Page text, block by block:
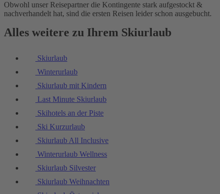
Obwohl unser Reisepartner die Kontingente stark aufgestockt &
nachverhandelt hat, sind die ersten Reisen leider schon ausgebucht.
Alles weitere zu Ihrem Skiurlaub
Skiurlaub
Winterurlaub
Skiurlaub mit Kindern
Last Minute Skiurlaub
Skihotels an der Piste
Ski Kurzurlaub
Skiurlaub All Inclusive
Winterurlaub Wellness
Skiurlaub Silvester
Skiurlaub Weihnachten